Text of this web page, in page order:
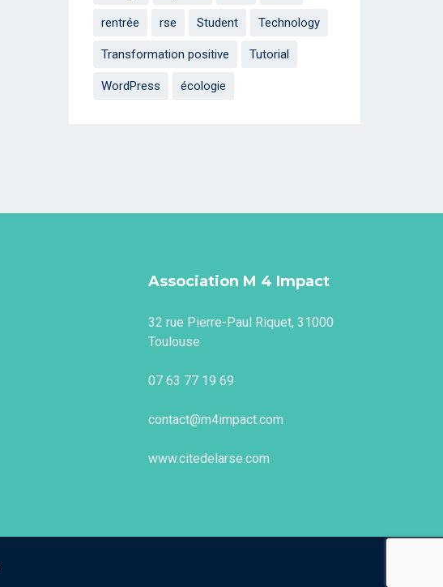
rentrée rse Student Technology
Transformation positive Tutorial
WordPress écologie
Association M 4 Impact
32 rue Pierre-Paul Riquet, 31000
Toulouse
07 63 77 19 69
contact@m4impact.com
www.citedelarse.com